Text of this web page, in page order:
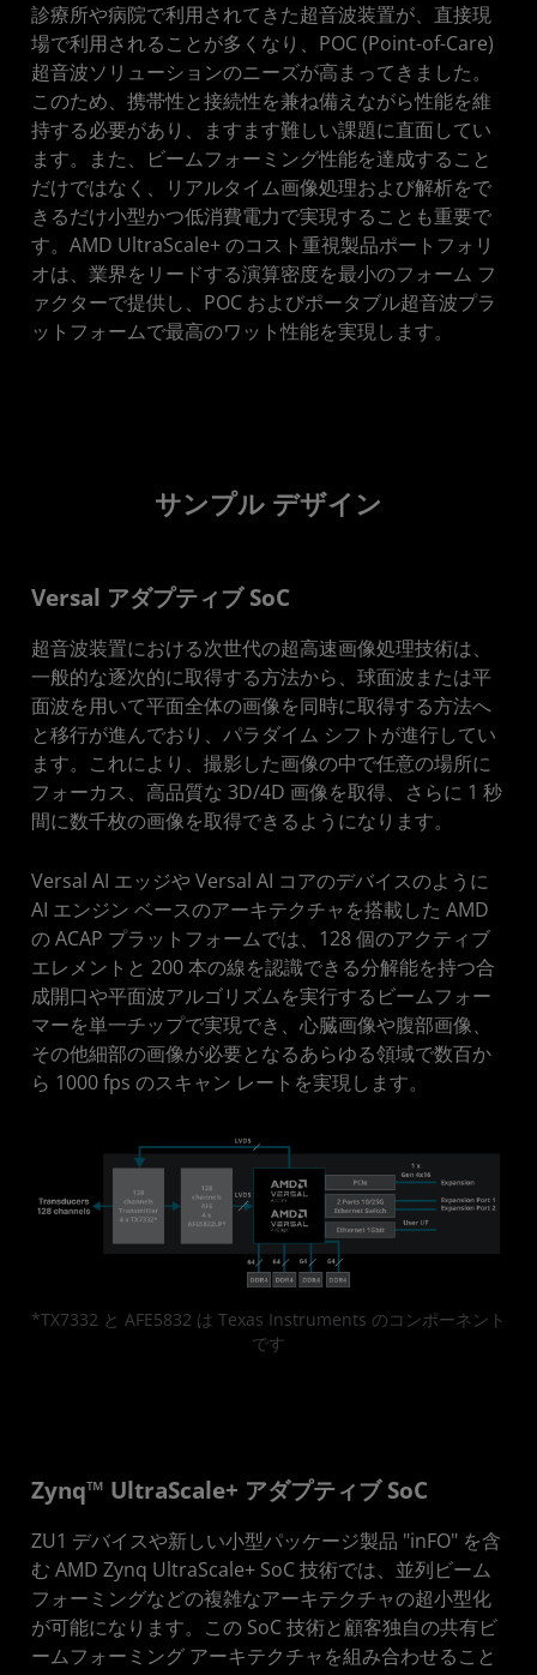
診療所や病院で利用されてきた超音波装置が、直接現
場で利用されることが多くなり、POC (Point-of-Care)
超音波ソリューションのニーズが高まってきました。
このため、携帯性と接続性を兼ね備えながら性能を維
持する必要があり、ますます難しい課題に直面してい
ます。また、ビームフォーミング性能を達成すること
だけではなく、リアルタイム画像処理および解析をで
きるだけ小型かつ低消費電力で実現することも重要で
す。AMD UltraScale+ のコスト重視製品ポートフォリ
オは、業界をリードする演算密度を最小のフォーム フ
ァクターで提供し、POC およびポータブル超音波プラ
ットフォームで最高のワット性能を実現します。
サンプル デザイン
Versal アダプティブ SoC
超音波装置における次世代の超高速画像処理技術は、
一般的な逐次的に取得する方法から、球面波または平
面波を用いて平面全体の画像を同時に取得する方法へ
と移行が進んでおり、パラダイム シフトが進行してい
ます。これにより、撮影した画像の中で任意の場所に
フォーカス、高品質な 3D/4D 画像を取得、さらに 1 秒
間に数千枚の画像を取得できるようになります。
Versal AI エッジや Versal AI コアのデバイスのように
AI エンジン ベースのアーキテクチャを搭載した AMD
の ACAP プラットフォームでは、128 個のアクティブ
エレメントと 200 本の線を認識できる分解能を持つ合
成開口や平面波アルゴリズムを実行するビームフォー
マーを単一チップで実現でき、心臓画像や腹部画像、
その他細部の画像が必要となるあらゆる領域で数百か
ら 1000 fps のスキャン レートを実現します。
*TX7332 と AFE5832 は Texas Instruments のコンポーネント
です
Zynq™ UltraScale+ アダプティブ SoC
ZU1 デバイスや新しい小型パッケージ製品 "inFO" を含
む AMD Zynq UltraScale+ SoC 技術では、並列ビーム
フォーミングなどの複雑なアーキテクチャの超小型化
が可能になります。この SoC 技術と顧客独自の共有ビ
ームフォーミング アーキテクチャを組み合わせること